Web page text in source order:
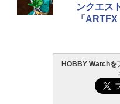
分け
￥
機動
ハン
￥
東京
バッ
小銃
ホビ
￥748
プレ
ンクエス
「
HOBBY Watchを